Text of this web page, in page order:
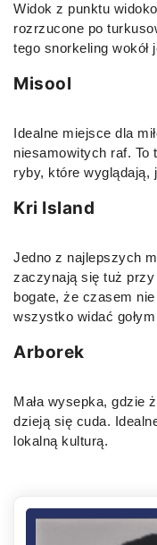
Widok z punktu
rozrzucone po
tego snorkeling wokół
Misool
Idealne miejsce dla
niesamowitych raf. To
ryby, które wyglądają,
Kri Island
Jedno z najlepszych
zaczynają się tuż
bogate, że czasem
wszystko widać
Arborek
Mała wysepka, gdzie
dzieją się cuda.
lokalną kulturą.